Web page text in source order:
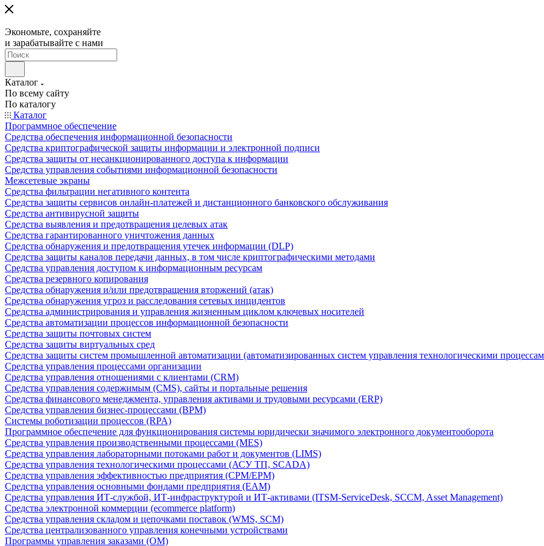
Экономьте, сохраняйте
и зарабатывайте с нами
Каталог
По всему сайту
По каталогу
Каталог
Программное обеспечение
Средства обеспечения информационной безопасности
Средства криптографической защиты информации и электронной подписи
Средства защиты от несанкционированного доступа к информации
Средства управления событиями информационной безопасности
Межсетевые экраны
Средства фильтрации негативного контента
Средства защиты сервисов онлайн-платежей и дистанционного банковского обслуживания
Средства антивирусной защиты
Средства выявления и предотвращения целевых атак
Средства гарантированного уничтожения данных
Средства обнаружения и предотвращения утечек информации (DLP)
Средства защиты каналов передачи данных, в том числе криптографическими методами
Средства управления доступом к информационным ресурсам
Средства резервного копирования
Средства обнаружения и/или предотвращения вторжений (атак)
Средства обнаружения угроз и расследования сетевых инцидентов
Средства администрирования и управления жизненным циклом ключевых носителей
Средства автоматизации процессов информационной безопасности
Средства защиты почтовых систем
Средства защиты виртуальных сред
Средства защиты систем промышленной автоматизации (автоматизированных систем управления технологическими
Средства управления процессами организации
Средства управления отношениями с клиентами (CRM)
Средства управления содержимым (CMS), сайты и портальные решения
Средства финансового менеджмента, управления активами и трудовыми ресурсами (ERP)
Средства управления бизнес-процессами (BPM)
Системы роботизации процессов (RPA)
Программное обеспечение для функционирования системы юридически значимого электронного документооборота
Средства управления производственными процессами (MES)
Средства управления лабораторными потоками работ и документов (LIMS)
Средства управления технологическими процессами (АСУ ТП, SCADA)
Средства управления эффективностью предприятия (CPM/EPM)
Средства управления основными фондами предприятия (EAM)
Средства управления ИТ-службой, ИТ-инфраструктурой и ИТ-активами (ITSM-ServiceDesk, SCCM, Asset Management)
Средства электронной коммерции (ecommerce platform)
Средства управления складом и цепочками поставок (WMS, SCM)
Средства централизованного управления конечными устройствами
Программы управления заказами (OM)